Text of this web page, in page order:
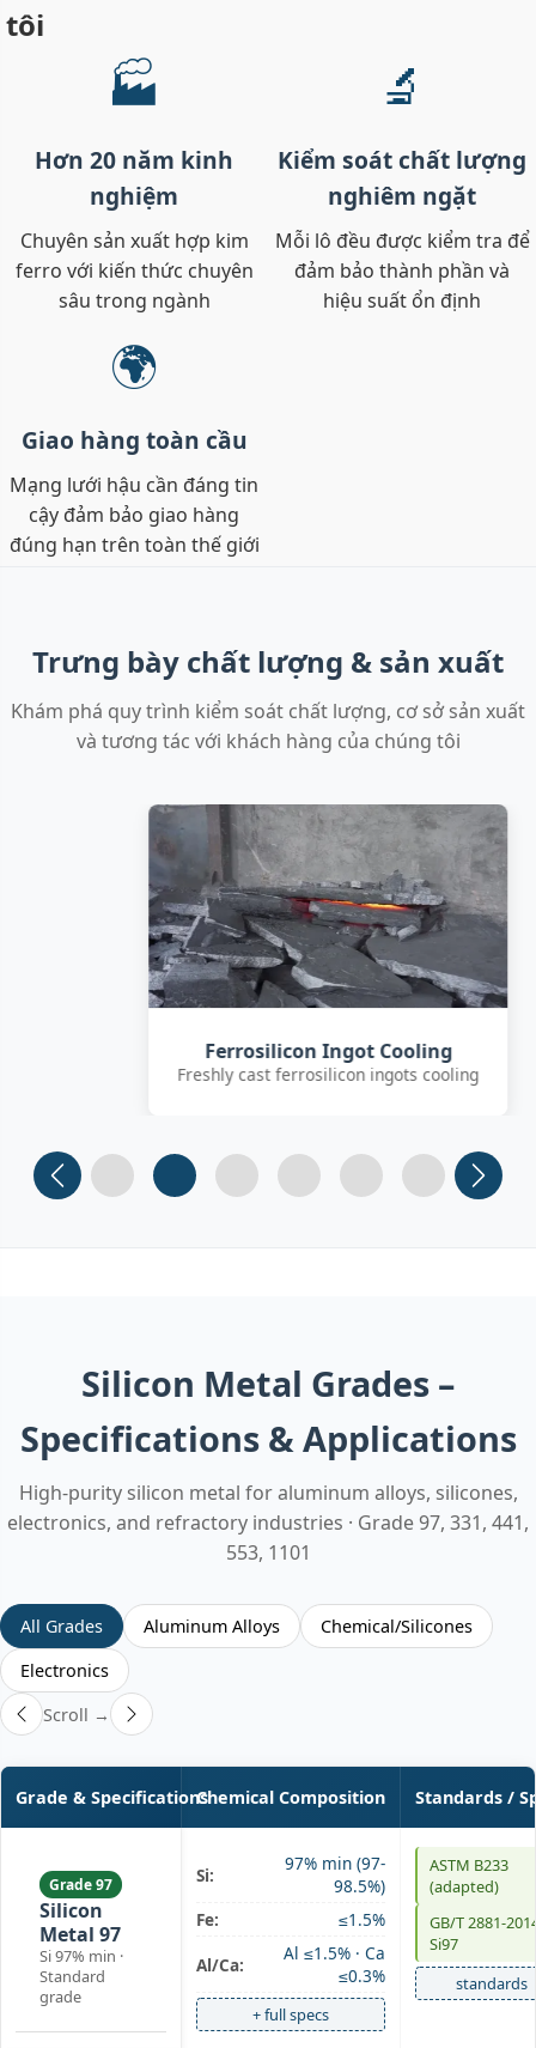
tôi
🏭
Hơn 20 năm kinh
nghiệm
Chuyên sản xuất hợp kim
ferro với kiến thức chuyên
sâu trong ngành
🔬
Kiểm soát chất lượng
nghiêm ngặt
Mỗi lô đều được kiểm tra để
đảm bảo thành phần và
hiệu suất ổn định
🌍
Giao hàng toàn cầu
Mạng lưới hậu cần đáng tin
cậy đảm bảo giao hàng
đúng hạn trên toàn thế giới
Trưng bày chất lượng & sản xuất
Khám phá quy trình kiểm soát chất lượng, cơ sở sản xuất
và tương tác với khách hàng của chúng tôi
Ferrosilicon Ingot Cooling
Freshly cast ferrosilicon ingots cooling
Slide 1 Slide 2 (current)
Slide 3 Slide 4 Slide 5 Slide 6
Silicon Metal Grades –
Specifications & Applications
High-purity silicon metal for aluminum alloys, silicones,
electronics, and refractory industries · Grade 97, 331, 441,
553, 1101
All Grades Aluminum Alloys
Chemical/Silicones
Electronics
Scroll →
Grade & SpecificationsChemical Composition Standards /
Grade 97
Silicon
Metal 97
Si 97% min ·
Standard
grade
Si:
97% min (97-
98.5%)
Fe:
≤1.5%
Al/Ca:
Al ≤1.5% · Ca
≤0.3%
+ full specs
ASTM B233
(adapted)
GB/T 2881-
Si97
standards